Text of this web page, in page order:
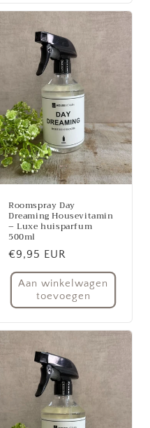
Roomspray Day
Dreaming Housevitamin
– Luxe huisparfum
500ml
Normale
prijs
€9,95 EUR
Aan winkelwagen
toevoegen